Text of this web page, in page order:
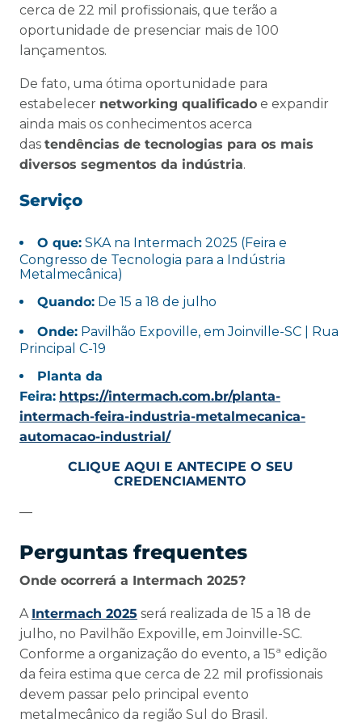
cerca de 22 mil profissionais, que terão a
oportunidade de presenciar mais de 100
lançamentos.
De fato, uma ótima oportunidade para
estabelecer networking qualificado e expandir
ainda mais os conhecimentos acerca
das tendências de tecnologias para os mais
diversos segmentos da indústria.
Serviço
O que: SKA na Intermach 2025 (Feira e
Congresso de Tecnologia para a Indústria
Metalmecânica)
Quando: De 15 a 18 de julho
Onde: Pavilhão Expoville, em Joinville-SC | Rua
Principal C-19
Planta da
Feira: https://intermach.com.br/planta-
intermach-feira-industria-metalmecanica-
automacao-industrial/
CLIQUE AQUI E ANTECIPE O SEU
CREDENCIAMENTO
—
Perguntas frequentes
Onde ocorrerá a Intermach 2025?
A Intermach 2025 será realizada de 15 a 18 de
julho, no Pavilhão Expoville, em Joinville-SC.
Conforme a organização do evento, a 15ª edição
da feira estima que cerca de 22 mil profissionais
devem passar pelo principal evento
metalmecânico da região Sul do Brasil.